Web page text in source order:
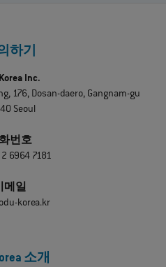
하기
Inc.
176, Dosan-daero, Gangnam-gu
Seoul
번호
6964 7181
메일
korea.kr
소개